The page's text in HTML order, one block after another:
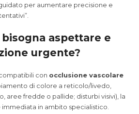
per aumentare precisione e
aspettare e
urgente?
con occlusione vascolare
di colore a reticolo/livedo,
aree fredde o pallide; disturbi visivi), la
in ambito specialistico.